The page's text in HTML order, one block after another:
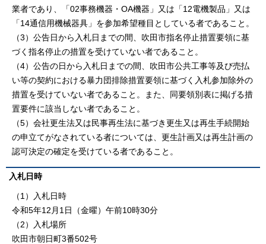
業者であり、「02事務機器・OA機器」又は「12電機製品」又は
「14通信用機械器具」を参加希望種目としている者であること。
（3）公告日から入札日までの間、吹田市指名停止措置要領に基
づく指名停止の措置を受けていない者であること。
（4）公告の日から入札日までの間、吹田市公共工事等及び売払
い等の契約における暴力団排除措置要領に基づく入札参加除外の
措置を受けていない者であること。また、同要領別表に掲げる措
置要件に該当しない者であること。
（5）会社更生法又は民事再生法に基づき更生又は再生手続開始
の申立てがなされている者については、更生計画又は再生計画の
認可決定の確定を受けている者であること。
入札日時
（1）入札日時
令和5年12月1日（金曜）午前10時30分
（2）入札場所
吹田市朝日町3番502号